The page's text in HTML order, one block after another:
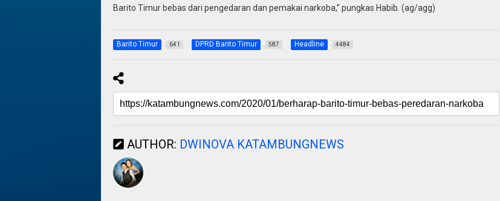
Barito Timur bebas dari pengedaran dan pemakai narkoba,” pungkas Habib. (ag/agg)
Barito Timur 641 DPRD Barito Timur 587 Headline 4484
AUTHOR: DWINOVA KATAMBUNGNEWS